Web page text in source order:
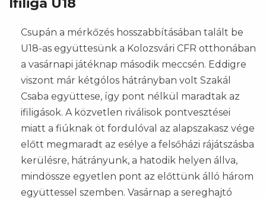
Csupán a mérkőzés hosszabbításában talált be
U18-as együttesünk a Kolozsvári CFR otthonában
a vasárnapi játéknap második meccsén. Eddigre
viszont már kétgólos hátrányban volt Szakál
Csaba együttese, így pont nélkül maradtak az
ifiligások. A közvetlen riválisok pontvesztései
miatt a fiúknak öt fordulóval az alapszakasz vége
előtt megmaradt az esélye a felsőházi rájátszásba
kerülésre, hátrányunk, a hatodik helyen állva,
mindössze egyetlen pont az előttünk álló három
együttessel szemben. Vasárnap a sereghajtó